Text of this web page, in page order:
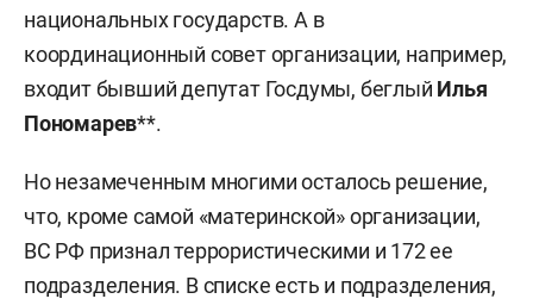
национальных государств. А в
координационный совет организации, например,
входит бывший депутат Госдумы, беглый Илья
Пономарев**.
Но незамеченным многими осталось решение,
что, кроме самой «материнской» организации,
ВС РФ признал террористическими и 172 ее
подразделения. В списке есть и подразделения,